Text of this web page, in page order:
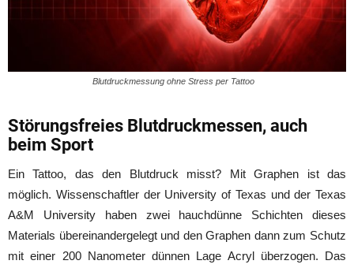
Blutdruckmessung ohne Stress per Tattoo
Störungsfreies Blutdruckmessen, auch
beim Sport
Ein Tattoo, das den Blutdruck misst? Mit Graphen ist das
möglich. Wissenschaftler der University of Texas und der Texas
A&M University haben zwei hauchdünne Schichten dieses
Materials übereinandergelegt und den Graphen dann zum Schutz
mit einer 200 Nanometer dünnen Lage Acryl überzogen. Das